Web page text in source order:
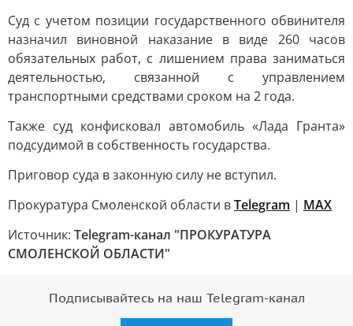
Суд с учетом позиции государственного обвинителя
назначил виновной наказание в виде 260 часов
обязательных работ, с лишением права заниматься
деятельностью, связанной с управлением
транспортными средствами сроком на 2 года.
Также суд конфисковал автомобиль «Лада Гранта»
подсудимой в собственность государства.
Приговор суда в законную силу не вступил.
Прокуратура Смоленской области вTelegram | МАХ
Источник: Telegram-канал "ПРОКУРАТУРА
СМОЛЕНСКОЙ ОБЛАСТИ"
Подписывайтесь на наш Telegram-канал